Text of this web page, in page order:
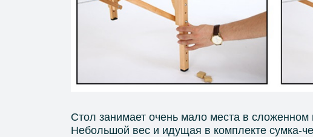
Стол занимает очень мало места в
Небольшой вес и идущая в комплекте сумка-